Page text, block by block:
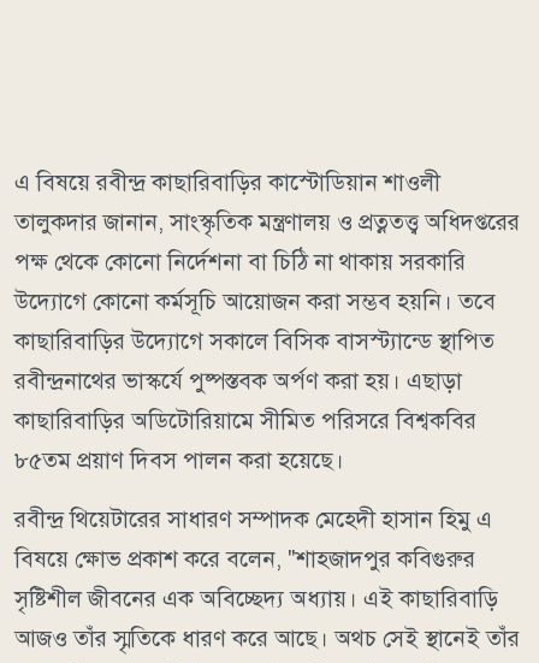
এ বিষয়ে রবীন্দ্র কাছারিবাড়ির কাস্টোডিয়ান শাওলী
তালুকদার জানান, সাংস্কৃতিক মন্ত্রণালয় ও প্রত্নতত্ত্ব অধিদপ্তরের
পক্ষ থেকে কোনো নির্দেশনা বা চিঠি না থাকায় সরকারি
উদ্যোগে কোনো কর্মসূচি আয়োজন করা সম্ভব হয়নি। তবে
কাছারিবাড়ির উদ্যোগে সকালে বিসিক বাসস্ট্যান্ডে স্থাপিত
রবীন্দ্রনাথের ভাস্কর্যে পুষ্পস্তবক অর্পণ করা হয়। এছাড়া
কাছারিবাড়ির অডিটোরিয়ামে সীমিত পরিসরে বিশ্বকবির
৮৫তম প্রয়াণ দিবস পালন করা হয়েছে।
রবীন্দ্র থিয়েটারের সাধারণ সম্পাদক মেহেদী হাসান হিমু এ
বিষয়ে ক্ষোভ প্রকাশ করে বলেন, "শাহজাদপুর কবিগুরুর
সৃষ্টিশীল জীবনের এক অবিচ্ছেদ্য অধ্যায়। এই কাছারিবাড়ি
আজও তাঁর স্মৃতিকে ধারণ করে আছে। অথচ সেই স্থানেই তাঁর